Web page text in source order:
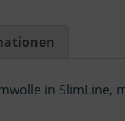
in SlimLine,